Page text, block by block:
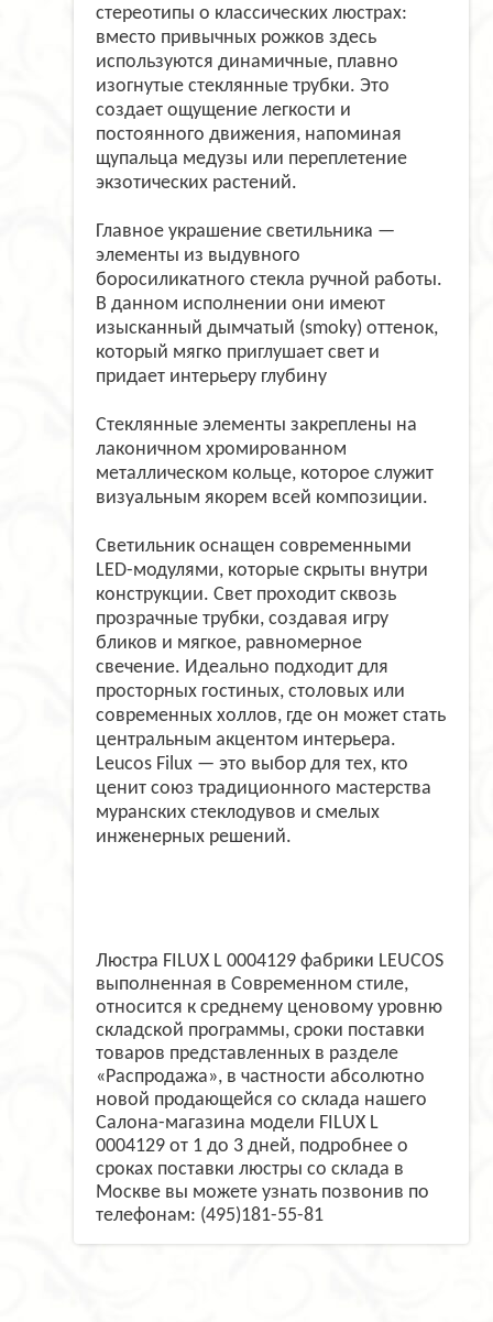
стереотипы о классических люстрах:
вместо привычных рожков здесь
используются динамичные, плавно
изогнутые стеклянные трубки. Это
создает ощущение легкости и
постоянного движения, напоминая
щупальца медузы или переплетение
экзотических растений.
Главное украшение светильника —
элементы из выдувного
боросиликатного стекла ручной работы.
В данном исполнении они имеют
изысканный дымчатый (smoky) оттенок,
который мягко приглушает свет и
придает интерьеру глубину
Стеклянные элементы закреплены на
лаконичном хромированном
металлическом кольце, которое служит
визуальным якорем всей композиции.
Светильник оснащен современными
LED-модулями, которые скрыты внутри
конструкции. Свет проходит сквозь
прозрачные трубки, создавая игру
бликов и мягкое, равномерное
свечение. Идеально подходит для
просторных гостиных, столовых или
современных холлов, где он может стать
центральным акцентом интерьера.
Leucos Filux — это выбор для тех, кто
ценит союз традиционного мастерства
муранских стеклодувов и смелых
инженерных решений.
Люстра FILUX L 0004129 фабрики LEUCOS
выполненная в Современном стиле,
относится к среднему ценовому уровню
складской программы, сроки поставки
товаров представленных в разделе
«Распродажа», в частности абсолютно
новой продающейся со склада нашего
Салона-магазина модели FILUX L
0004129 от 1 до 3 дней, подробнее о
сроках поставки люстры со склада в
Москве вы можете узнать позвонив по
телефонам: (495)181-55-81